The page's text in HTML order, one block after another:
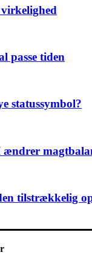
passe tiden
statussymbol?
tilstrækkelig